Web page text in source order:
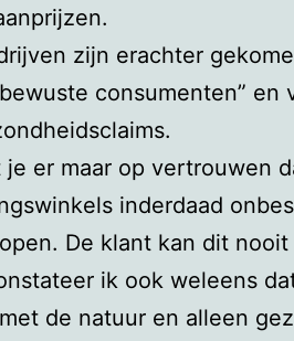
zijn erachter
consumenten” en
je er maar op vertrouwen
inderdaad
De klant kan dit
ik ook weleens
de natuur en alleen